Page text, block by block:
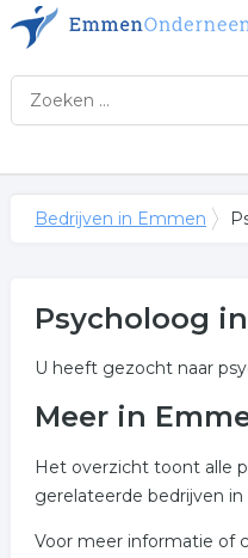
Bedrijven in Emmen
Psycholoog
U heeft gezocht naar
Meer in
Het overzicht toont alle
gerelateerde bedrijven
Voor meer informatie of